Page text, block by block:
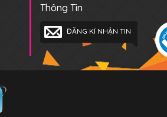
Thông Tin
ĐĂNG KÍ NHẬN TIN